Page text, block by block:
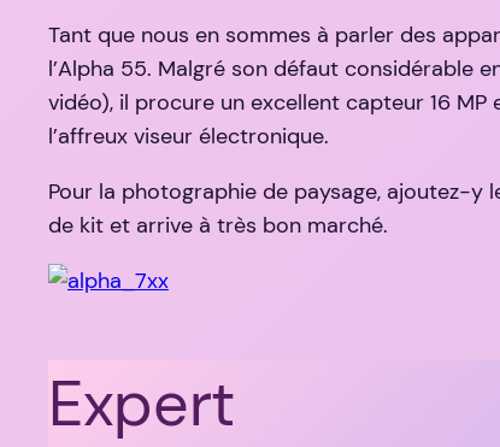
Tant que nous en sommes à parler des
l’Alpha 55. Malgré son défaut considérable
vidéo), il procure un excellent capteur 16
l’affreux viseur électronique.
Pour la photographie de paysage, ajoutez-y
de kit et arrive à très bon marché.
Expert